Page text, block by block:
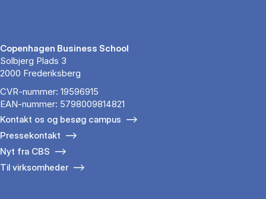
Copenhagen Business School
Solbjerg Plads 3
2000 Frederiksberg
CVR-nummer: 19596915
EAN-nummer: 5798009814821
Kontakt os og besøg campus
Pressekontakt
Nyt fra CBS
Til virksomheder